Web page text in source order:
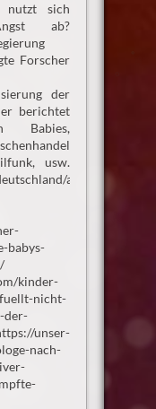
nutzt sich
ab?
Forscher
der
berichtet
Babies,
usw.
babys-
kinder-
nicht-
der-
unser-
nach-